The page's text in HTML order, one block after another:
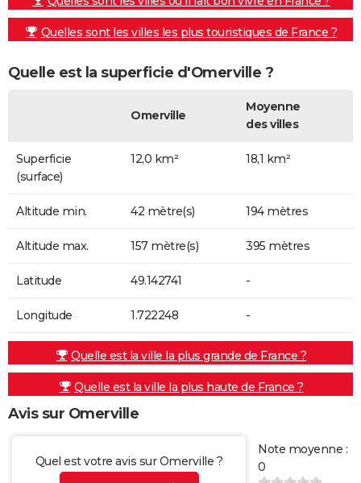
Quelles sont les villes les plus touristiques de France ?
Quelle est la superficie d'Omerville ?
Omerville
Moyenne
des villes
Superficie
(surface)
12,0 km² 18,1 km²
Altitude min. 42 mètre(s) 194 mètres
Altitude max. 157 mètre(s) 395 mètres
Latitude 49.142741 -
Longitude 1.722248 -
Quelle est la ville la plus grande de France ?
Quelle est la ville la plus haute de France ?
Avis sur Omerville
Quel est votre avis sur Omerville ?
Note moyenne :
0